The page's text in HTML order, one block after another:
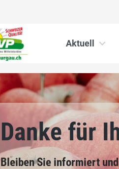
Aktuell
Danke für
Bleiben Sie informiert